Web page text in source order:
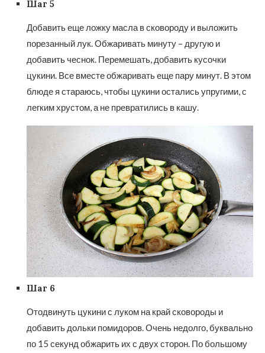
Шаг 5
Добавить еще ложку масла в сковороду и выложить
порезанный лук. Обжаривать минуту – другую и
добавить чеснок. Перемешать, добавить кусочки
цукини. Все вместе обжаривать еще пару минут. В этом
блюде я стараюсь, чтобы цукини остались упругими, с
легким хрустом, а не превратились в кашу.
Шаг 6
Отодвинуть цукини с луком на край сковороды и
добавить дольки помидоров. Очень недолго, буквально
по 15 секунд обжарить их с двух сторон. По большому